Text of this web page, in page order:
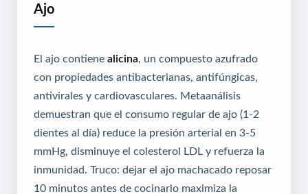
Ajo
El ajo contiene alicina , un compuesto azufrado
con propiedades antibacterianas, antifúngicas,
antivirales y cardiovasculares. Metaanálisis
demuestran que el consumo regular de ajo (1-2
dientes al día) reduce la presión arterial en 3-5
mmHg, disminuye el colesterol LDL y refuerza la
inmunidad. Truco: dejar el ajo machacado reposar
10 minutos antes de cocinarlo maximiza la